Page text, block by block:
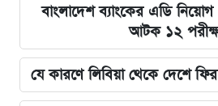
বাংলাদেশ ব্যাংকের এডি নিয়োগ
আটক ১২
যে কারণে লিবিয়া থেকে দেশে